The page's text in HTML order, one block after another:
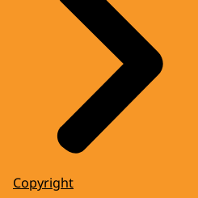
Copyright